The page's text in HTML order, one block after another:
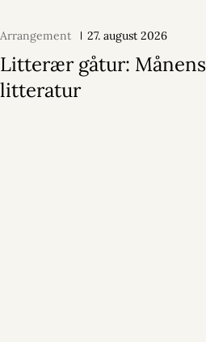
Arrangement 27. august 2026
Litterær gåtur: Månens
litteratur